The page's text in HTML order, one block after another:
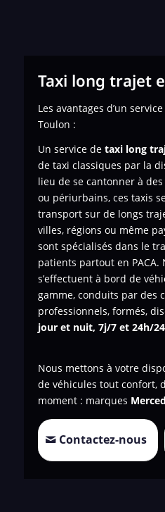
Taxi long trajet
Les avantages d’un
Toulon :
Un service de taxi long
de taxi classiques par la
lieu de se cantonner à
ou périurbains, ces taxis
transport sur de longs
villes, régions ou même
sont spécialisés dans le
patients partout en PACA.
s’effectuent à bord de
gamme, conduits par des
professionnels, formés,
jour et nuit, 7j/7 et 24h/
Nous mettons à votre
de véhicules tout confort,
moment : marques
Contactez-nous